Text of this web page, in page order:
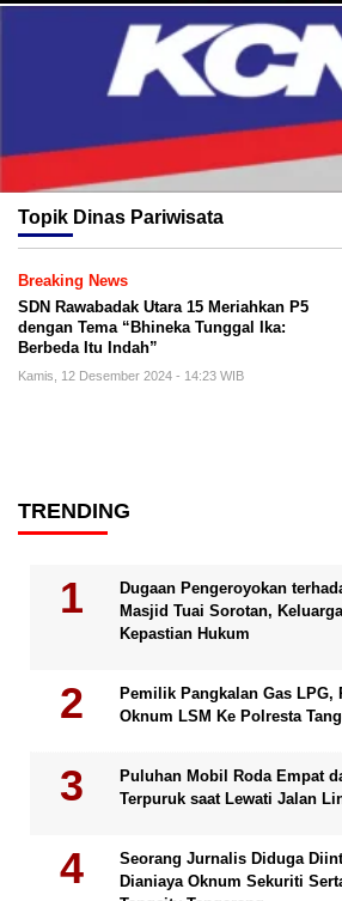
Topik Dinas Pariwisata
Breaking News
SDN Rawabadak Utara 15 Meriahkan P5
dengan Tema “Bhineka Tunggal Ika:
Berbeda Itu Indah”
Kamis, 12 Desember 2024 - 14:23 WIB
TRENDING
Dugaan Pengeroyokan
Masjid Tuai Sorotan,
Kepastian Hukum
Pemilik Pangkalan Gas LPG,
Oknum LSM Ke Polresta
Puluhan Mobil Roda Empat
Terpuruk saat Lewati Jalan
Seorang Jurnalis Diduga
Dianiaya Oknum Sekuriti